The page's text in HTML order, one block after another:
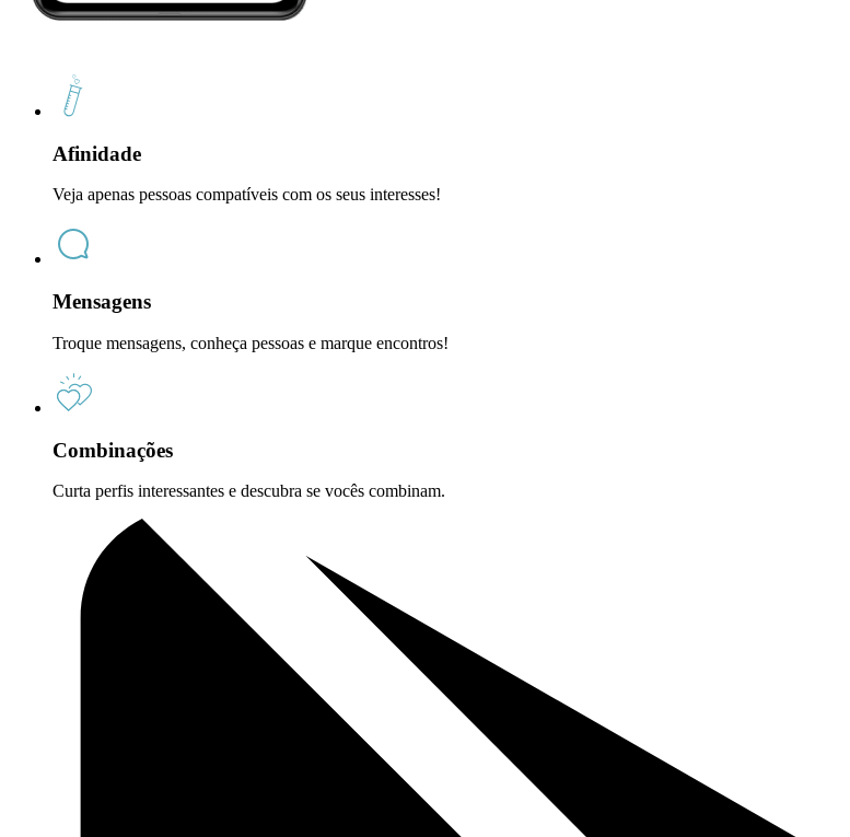
Afinidade
Veja apenas pessoas compatíveis com os seus interesses!
Mensagens
Troque mensagens, conheça pessoas e marque encontros!
Combinações
Curta perfis interessantes e descubra se vocês combinam.